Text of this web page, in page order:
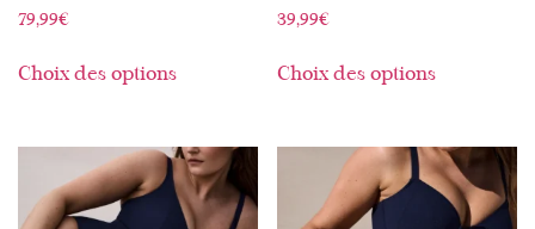
79,99€
Choix des options
39,99€
Choix des options